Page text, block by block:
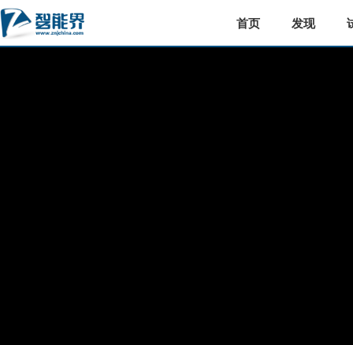
首页 发现